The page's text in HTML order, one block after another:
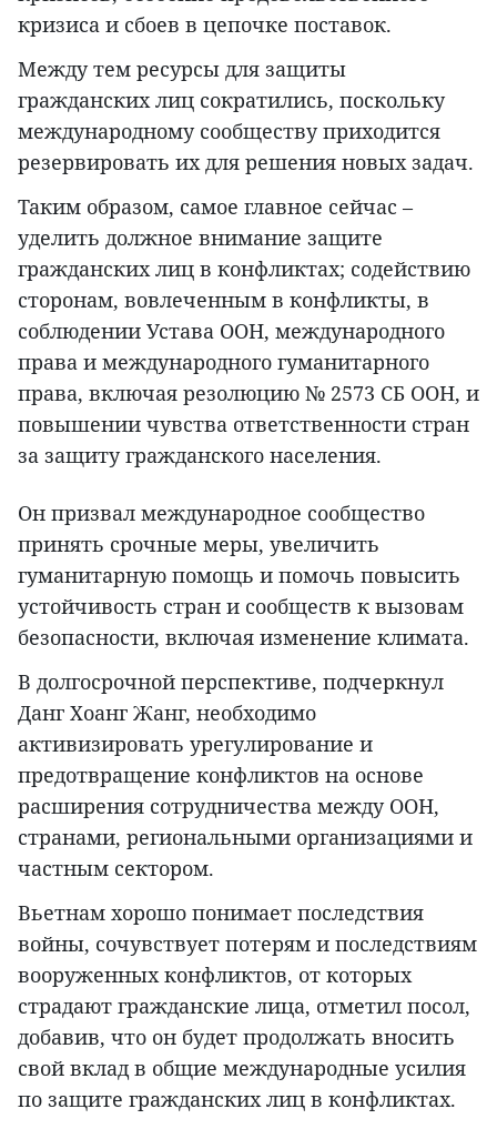
кризиса и сбоев в цепочке поставок.
Между тем ресурсы для защиты
гражданских лиц сократились, поскольку
международному сообществу приходится
резервировать их для решения новых задач.
Таким образом, самое главное сейчас –
уделить должное внимание защите
гражданских лиц в конфликтах; содействию
сторонам, вовлеченным в конфликты, в
соблюдении Устава ООН, международного
права и международного гуманитарного
права, включая резолюцию № 2573 СБ ООН, и
повышении чувства ответственности стран
за защиту гражданского населения.
Он призвал международное сообщество
принять срочные меры, увеличить
гуманитарную помощь и помочь повысить
устойчивость стран и сообществ к вызовам
безопасности, включая изменение климата.
В долгосрочной перспективе, подчеркнул
Данг Хоанг Жанг, необходимо
активизировать урегулирование и
предотвращение конфликтов на основе
расширения сотрудничества между ООН,
странами, региональными организациями и
частным сектором.
Вьетнам хорошо понимает последствия
войны, сочувствует потерям и последствиям
вооруженных конфликтов, от которых
страдают гражданские лица, отметил посол,
добавив, что он будет продолжать вносить
свой вклад в общие международные усилия
по защите гражданских лиц в конфликтах.